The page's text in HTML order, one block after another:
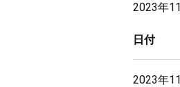
2023年
日付
2023年